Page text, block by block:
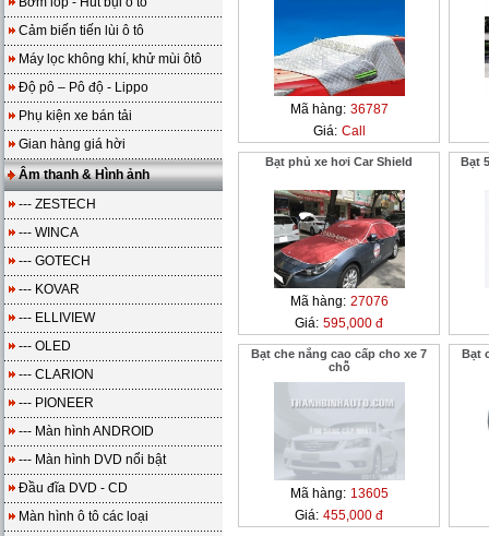
Cảm biến tiến lùi ô tô
Máy lọc không khí, khử mùi ôtô
Độ pô – Pô độ - Lippo
Phụ kiện xe bán tải
Gian hàng giá hời
Âm thanh & Hình ảnh
--- ZESTECH
--- WINCA
--- GOTECH
--- KOVAR
--- ELLIVIEW
--- OLED
--- CLARION
--- PIONEER
--- Màn hình ANDROID
--- Màn hình DVD nổi bật
Đầu đĩa DVD - CD
Màn hình ô tô các loại
Mã hàng: 36787
Giá: Call
Bạt phủ xe hơi Car Shield
Mã hàng: 27076
Giá: 595,000 đ
Bạt
Bạt che nắng cao cấp cho xe 7
chỗ
Mã hàng: 13605
Giá: 455,000 đ
Bạt